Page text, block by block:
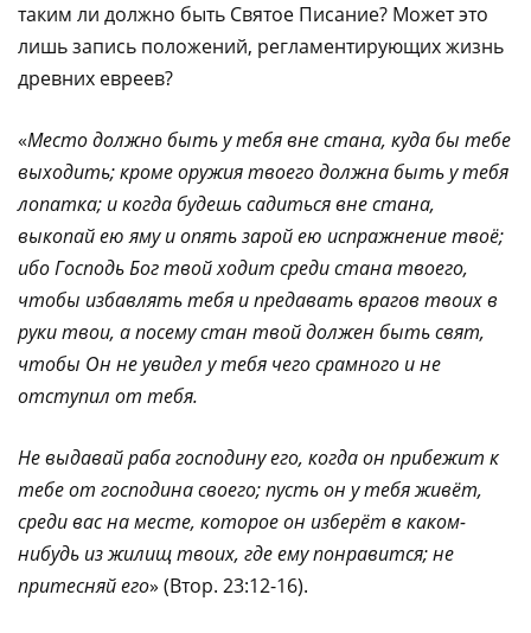
таким ли должно быть Святое Писание? Может это
лишь запись положений, регламентирующих жизнь
древних евреев?
«Место должно быть у тебя вне стана, куда бы тебе
выходить; кроме оружия твоего должна быть у тебя
лопатка; и когда будешь садиться вне стана,
выкопай ею яму и опять зарой ею испражнение твоё;
ибо Господь Бог твой ходит среди стана твоего,
чтобы избавлять тебя и предавать врагов твоих в
руки твои, а посему стан твой должен быть свят,
чтобы Он не увидел у тебя чего срамного и не
отступил от тебя.
Не выдавай раба господину его, когда он прибежит к
тебе от господина своего; пусть он у тебя живёт,
среди вас на месте, которое он изберёт в каком-
нибудь из жилищ твоих, где ему понравится; не
притесняй его» (Втор. 23:12-16).